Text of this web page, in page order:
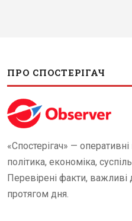
ПРО СПОСТЕРІГАЧ
«Спостерігач» —
політика, економіка,
Перевірені факти, важливі
протягом дня.